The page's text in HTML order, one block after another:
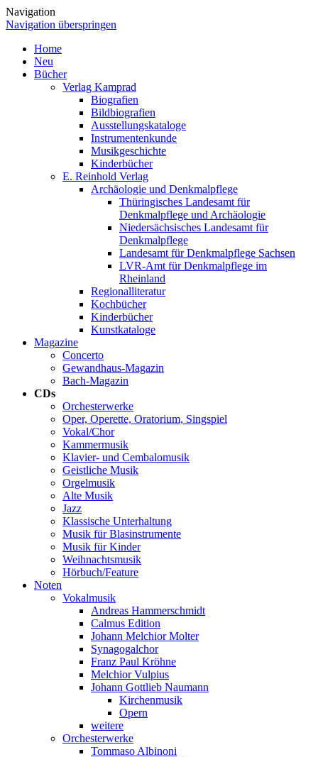
Navigation
Navigation überspringen
Home
Neu
Bücher
Verlag Kamprad
Biografien
Bildbiografien
Ausstellungskataloge
Instrumentenkunde
Musikgeschichte
Kinderbücher
E. Reinhold Verlag
Archäologie und Denkmalpflege
Thüringisches Landesamt für
Denkmalpflege und Archäologie
Niedersächsisches Landesamt für
Denkmalpflege
Landesamt für Denkmalpflege Sachsen
LVR-Amt für Denkmalpflege im
Rheinland
Regionalliteratur
Kochbücher
Kinderbücher
Kunstkataloge
Magazine
Concerto
Gewandhaus-Magazin
Bach-Magazin
CDs
Orchesterwerke
Oper, Operette, Oratorium, Singspiel
Vokal/Chor
Kammermusik
Klavier- und Cembalomusik
Geistliche Musik
Orgelmusik
Alte Musik
Jazz
Klassische Unterhaltung
Musik für Blasinstrumente
Musik für Kinder
Weihnachtsmusik
Hörbuch/Feature
Noten
Vokalmusik
Andreas Hammerschmidt
Calmus Edition
Johann Melchior Molter
Synagogalchor
Franz Paul Kröhne
Melchior Vulpius
Johann Gottlieb Naumann
Kirchenmusik
Opern
weitere
Orchesterwerke
Tommaso Albinoni